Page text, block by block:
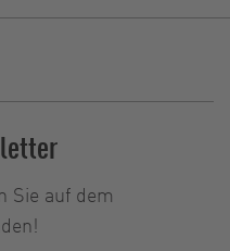
Sie auf dem